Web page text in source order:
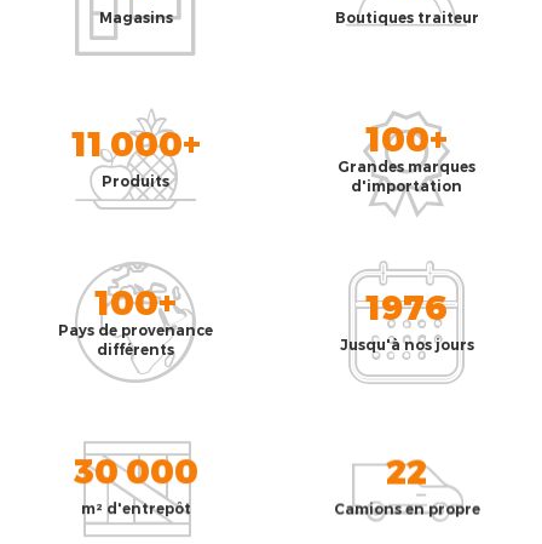
Magasins Boutiques traiteur
11 000+
Produits
100+
Grandes marques
d'importation
100+
Pays de provenance
différents
1976
Jusqu'à nos jours
30 000
m² d'entrepôt
22
Camions en propre